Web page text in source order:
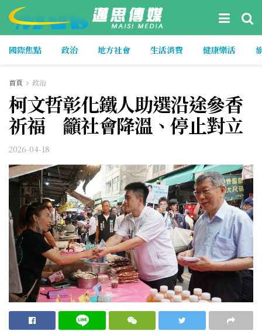
國際焦點 政治 地方社會 生活消費 健康樂活
首頁 政治
柯文哲彰化鐵人助選沿途參香
祈福 籲社會降溫、停止對立
2026-04-18